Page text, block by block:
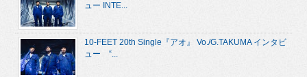
ュー INTE...
10-FEET 20th Single『アオ』 Vo./G.TAKUMA インタビ
ュー “...